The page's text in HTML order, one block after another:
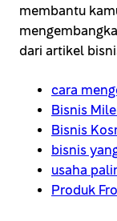
membantu
dari artikel
cara
Bisnis
Bisnis
bisnis
usaha
Produk